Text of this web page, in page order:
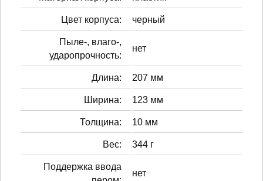
Цвет корпуса: черный
Пыле-, влаго-,
ударопрочность:
нет
Длина: 207 мм
Ширина: 123 мм
Толщина: 10 мм
Вес: 344 г
Поддержка ввода
нет